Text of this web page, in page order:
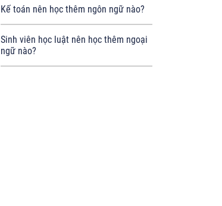
Kế toán nên học thêm ngôn ngữ nào?
Sinh viên học luật nên học thêm ngoại
ngữ nào?